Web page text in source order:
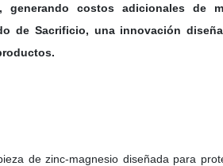
generando costos adicionales de
de Sacrificio, una innovación
de zinc-magnesio diseñada para